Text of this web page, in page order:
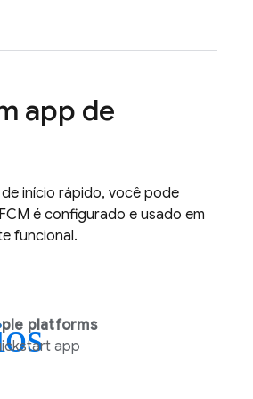
app de
início rápido, você pode
FCM é configurado e usado em
funcional.
platforms
app